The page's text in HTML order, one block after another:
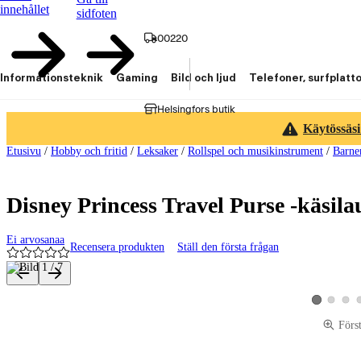
innehållet
sidfoten
00220
Helsingfors butik
Informationsteknik Gaming Bild och ljud Telefoner,
Etusivu / Hobby och fritid / Leksaker / Rollspel och musikinstrument /
Disney Princess Travel Purse -
Ei arvosanaa
Recensera produkten Ställ den första frågan
Produktbilder och videor
VisaVisa Visa